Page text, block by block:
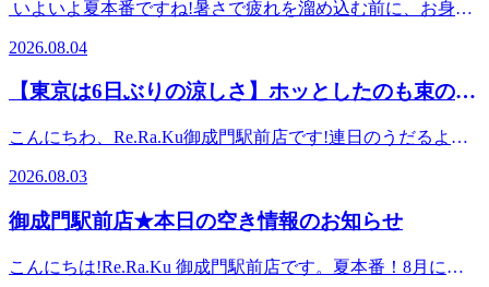
利用が可能です!平日は21:00まで、週末は20:00まで営業して
【営業時間】平日 :11:00～21:00土日祝:11:00～20:00【住所】
1F都営三田線「御成門駅」A5出口よりすぐマッサージより
成門/新橋/マッサージ/肩甲骨】
━━━━━━━━━━━━━━━ーーーーーーーーーーーー
ーーーーーーーーーーーー＼リラクゼーションスタッフ募集
中/リラクゼーションセラピストとして、お客様の『癒され
たい』『元気になりたい』『健康になりたい』などの要望を
終わらせる仕事が山積みで、いつも以上にヘトヘト」「連日
の猛暑とオフィスの冷房で、体力がもう限界…」「疲れすぎ
ていて、せっかくの連休を楽しめる気がしない」お盆休み前
のラストスパートは、1年の中でも特に疲れが溜まりやすい
「危険な1週間」です。今日はお休みを全力で楽しむため
に、今週末にやっておきたい疲れの応急処置をご紹介しま
くのビジネスパーソンが「お盆休みに入ったらゆっくり休も
不足や自律神経の乱れ)は、1日や2日寝ただけでは抜けませ
ることで、連休初日にどっと体調を崩してしまうケース(い
いよいよ夏本番ですね!暑さで疲れを溜め込む前に、お身体
ケア60分+爽快ヘッドスパ20分】です!全身をしっかりほぐし
た後に、ひんやり爽快な炭酸泡を使用したヘッドスパで頭ま
でスッキリ。暑さや冷房によるお疲れが気になるこの時期に
プッシュ￥110でお試しいただけます!お気軽にお声がけくだ
さい!★ご案内状況のお知らせ8月4日(火) 12:00～20:00 スタ
━━━━━━━━━━━━━━━ストレッチ&amp;ボディケ
アRe.Ra.Ku(リラク)御成門駅前店【港区在勤・在住の方に朗
報です】当店では、みなとくPAYのご利用が可能です!平日
2026.08.04
【東京は6日ぶりの涼しさ】ホッとしたのも束の
こんにちわ、Re.Ra.Ku御成門駅前店です!連日のうだるよう
下回り、過ごしやすい気温になりましたね。「やっと一息つ
ける」とホッとする一方で、空はどんよりとした曇り空。夕
方にかけて、所によっては雨がパラつくすっきりしないお天
ていませんか?「涼しくて楽なはずなのに、なぜか体がだる
2026.08.03
御成門駅前店★本日の空き情報のお知らせ
こんにちは!Re.Ra.Ku 御成門駅前店です。夏本番！8月に突